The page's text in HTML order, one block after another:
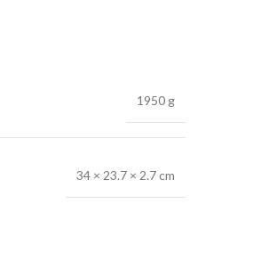
1950 g
34 × 23.7 × 2.7 cm